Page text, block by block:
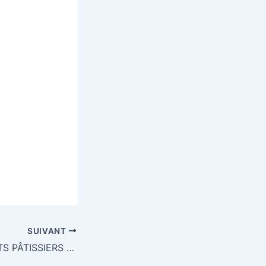
SUIVANT
GAGNEZ 2 ROBOTS PÂTISSIERS MULTIFONCTION COULEUR “BUTTER” KITCHENAID